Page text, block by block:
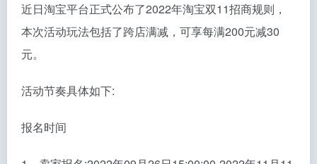
近日淘宝平台正式公布了2022年淘宝双11招商规则，
本次活动玩法包括了跨店满减，可享每满200元减30
元。
活动节奏具体如下:
报名时间